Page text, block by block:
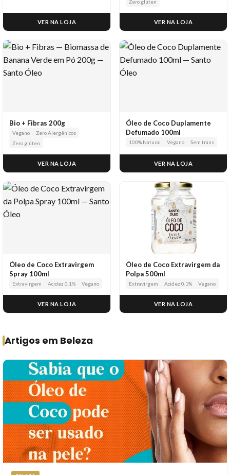
VER NA LOJA
Zero glúten
VER NA LOJA
Bio + Fibras 200g
Vegano
Zero Alergênicos
Zero glúten
VER NA LOJA
Óleo de Coco Duplamente
Defumado 100ml
100% Natural Vegano Sem trans
VER NA LOJA
Óleo de Coco Extravirgem
Spray 100ml
Extravirgem Acidez 0.1% Vegano
VER NA LOJA
Óleo de Coco Extravirgem da
Polpa 500ml
Extravirgem Acidez 0.1% Vegano
VER NA LOJA
Artigos em Beleza